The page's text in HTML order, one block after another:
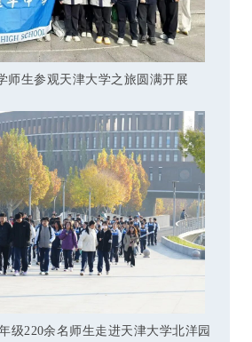
师生参观天津大学之旅圆满开展
级220余名师生走进天津大学北洋园